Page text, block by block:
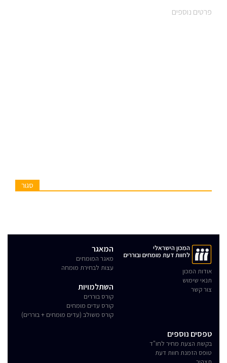
פרטים נוספים
סגור
המכון הישראלי
לחוות דעת מומחים ובוררים
אודות המכון
תנאי שימוש
צור קשר
המאגר
מאגר המומחים
עצות לבחירת מומחה
השתלמויות
קורס בוררים
קורס עדים מומחים
קורס משולב (עדים מומחים + בוררים)
טפסים נוספים
בקשת הצעת מחיר לחו"ד
טופס הזמנת חוות דעת